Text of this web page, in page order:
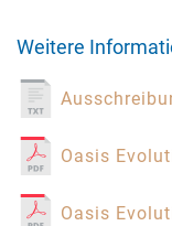
Weitere
Oasis
Oasis